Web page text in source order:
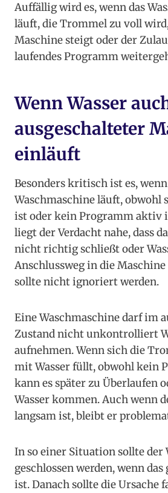
Auffällig wird es, wenn das
läuft, die Trommel zu voll
Maschine steigt oder der
laufendes Programm
Wenn Wasser
ausgeschalteter
einläuft
Besonders kritisch ist es,
Waschmaschine läuft, obwohl
ist oder kein Programm aktiv
liegt der Verdacht nahe, dass
nicht richtig schließt oder
Anschlussweg in die Maschine
sollte nicht ignoriert werden.
Eine Waschmaschine darf im
Zustand nicht unkontrolliert
aufnehmen. Wenn sich die
mit Wasser füllt, obwohl kein
kann es später zu Überlaufen
Wasser kommen. Auch wenn
langsam ist, bleibt er
In so einer Situation sollte der
geschlossen werden, wenn
ist. Danach sollte die Ursache